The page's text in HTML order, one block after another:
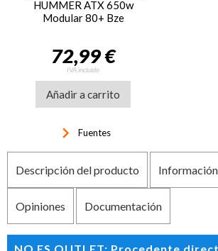
HUMMER ATX 650w
Modular 80+ Bze
72,99 €
IVA incluido
Añadir a carrito
keyboard_arrow_right Fuentes
Descripción del producto
Opiniones Documentación